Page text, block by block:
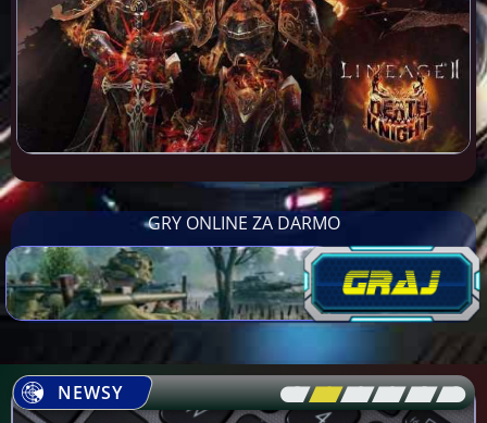
GRY ONLINE ZA DARMO
NEWSY [\ \\ \\ \\ \\ \]